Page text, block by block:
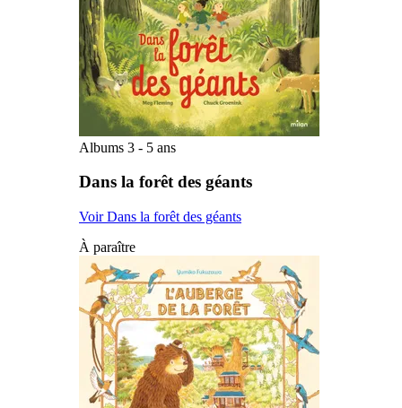
Albums 3 - 5 ans
Dans la forêt des géants
Voir Dans la forêt des géants
À paraître